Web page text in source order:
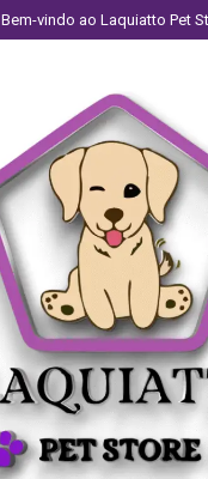
Bem-vindo ao Laquiatto Pet